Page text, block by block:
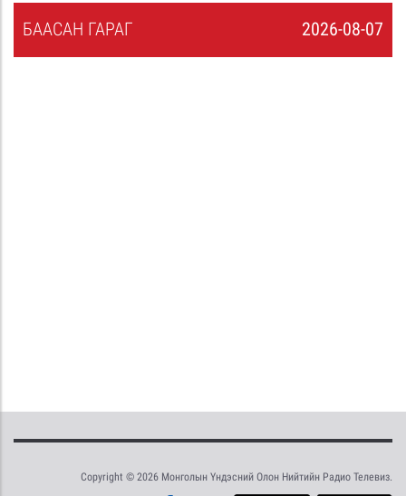
2026-08-07
БААСАН ГАРАГ
Copyright © 2026 Монголын Үндэсний Олон Нийтийн Радио Телевиз.